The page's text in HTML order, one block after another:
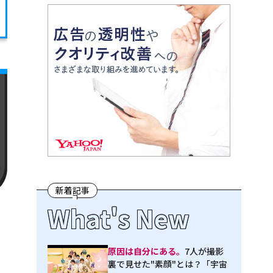
新着記事
What's New
原因は自分にある。 7人が撮影
裏で見せた"素顔"とは？「宇宙